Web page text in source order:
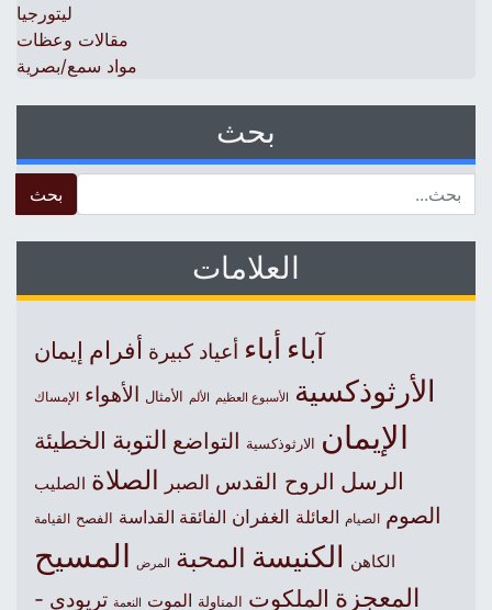
ليتورجيا
مقالات وعظات
مواد سمع/بصرية
بحث
العلامات
آباءأباء أعياد كبيرة أفرام إيمان
الأرثوذكسية الأسبوع العظيم الألم الأمثال الأهواء الإمساك
الإيمان الارثوذكسية التواضع التوبة الخطيئة
الرسل الروح القدس الصبر الصلاة الصليب
الصوم الصيام العائلة الغفران الفائقة القداسة الفصح القيامة
الكاهن الكنيسةالمحبة المرض المسيح
المعجزة الملكوت المناولة الموت النعمة تريودي -